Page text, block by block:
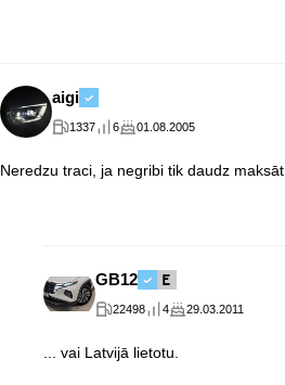
aigi
1337 6 01.08.2005
Neredzu traci, ja negribi tik daudz
GB12
22498 4 29.03.2011
... vai Latvijā lietotu.